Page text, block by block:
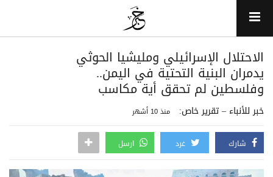
الاحتلال الإسرائيلي ومليشيا الحوثي
يدمران البنية التحتية في اليمن..
وفلسطين لم تحقق أية مكاسب
خبر للأنباء – تقرير خاص: منذ 10 أشهر
شارك غرد ارسل